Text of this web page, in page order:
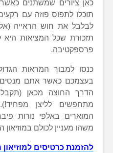
כאן ציורים שמשתנים
תוכלו לתפוס פוזה עם
לבלבל את חוש הראייה
תזכורת שכל המציאות
פרספקטיבה.
כנסו למבוך המראות
בעצמכם כאשר אתם מנסים
הדרך החוצה מכאן
מתחפשים לליצן
המוארים באלפי נורות
משהו מעניין לכולם
להזמנת כרטיסים